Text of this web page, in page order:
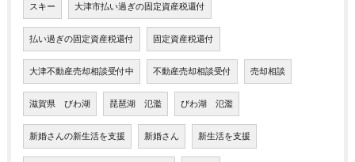
スキー 大津市払い過ぎの固定資産税還付
払い過ぎの固定資産税還付 固定資産税還付
大津不動産売却相談受付中 不動産売却相談受付 売却相談
滋賀県 びわ湖 琵琶湖 氾濫 びわ湖 氾濫
新婚さんの新生活を支援 新婚さん 新生活を支援